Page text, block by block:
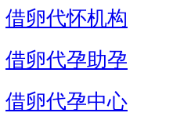
借卵代怀机构
借卵代孕助孕
借卵代孕中心